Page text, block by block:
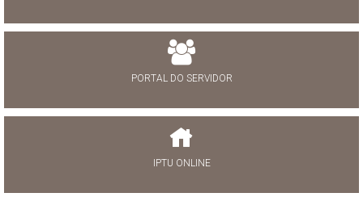
PORTAL DO SERVIDOR
IPTU ONLINE